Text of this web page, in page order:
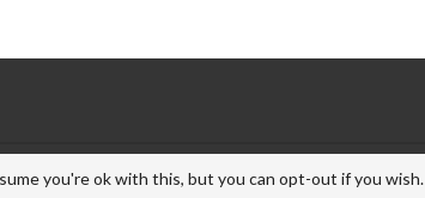
you're ok with this, but you can opt-out if you wish.